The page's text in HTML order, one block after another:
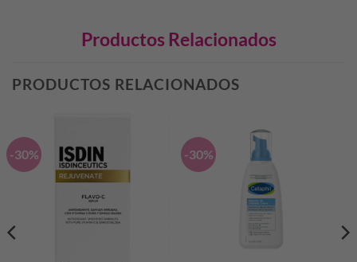
Productos Relacionados
PRODUCTOS RELACIONADOS
-30% -30%